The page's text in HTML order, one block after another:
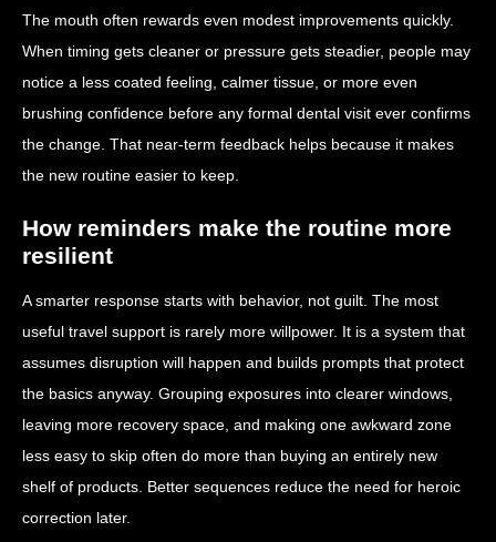
The mouth often rewards even modest improvements quickly.
When timing gets cleaner or pressure gets steadier, people may
notice a less coated feeling, calmer tissue, or more even
brushing confidence before any formal dental visit ever confirms
the change. That near-term feedback helps because it makes
the new routine easier to keep.
How reminders make the routine more
resilient
A smarter response starts with behavior, not guilt. The most
useful travel support is rarely more willpower. It is a system that
assumes disruption will happen and builds prompts that protect
the basics anyway. Grouping exposures into clearer windows,
leaving more recovery space, and making one awkward zone
less easy to skip often do more than buying an entirely new
shelf of products. Better sequences reduce the need for heroic
correction later.